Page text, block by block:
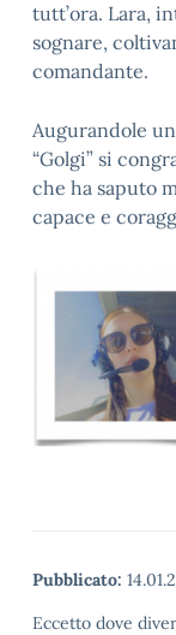
tutt’ora. Lara,
sognare,
comandante.
Augurandole
“Golgi” si
che ha saputo
capace e
Pubblicato:
Eccetto dove